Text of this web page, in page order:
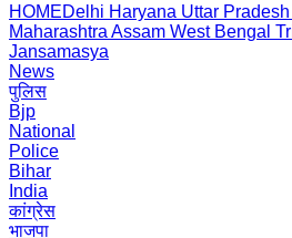
HOMEDelhi Haryana Uttar Pradesh
Maharashtra Assam West Bengal
Jansamasya
News
पुलिस
Bjp
National
Police
Bihar
India
कांग्रेस
भाजपा